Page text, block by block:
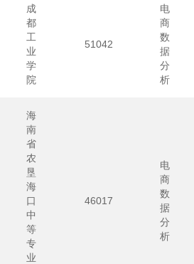
成
都
工
业
学
院
51042
电
商
数
据
分
析
海
南
省
农
垦
海
口
中
等
专
业
46017
电
商
数
据
分
析